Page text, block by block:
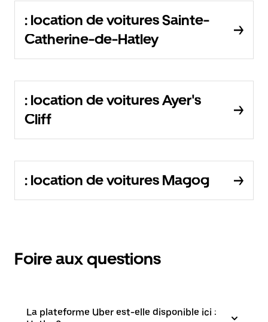
: location de voitures Sainte-
Catherine-de-Hatley
: location de voitures Ayer's
Cliff
: location de voitures Magog
Foire aux questions
La plateforme Uber est-elle disponible ici :